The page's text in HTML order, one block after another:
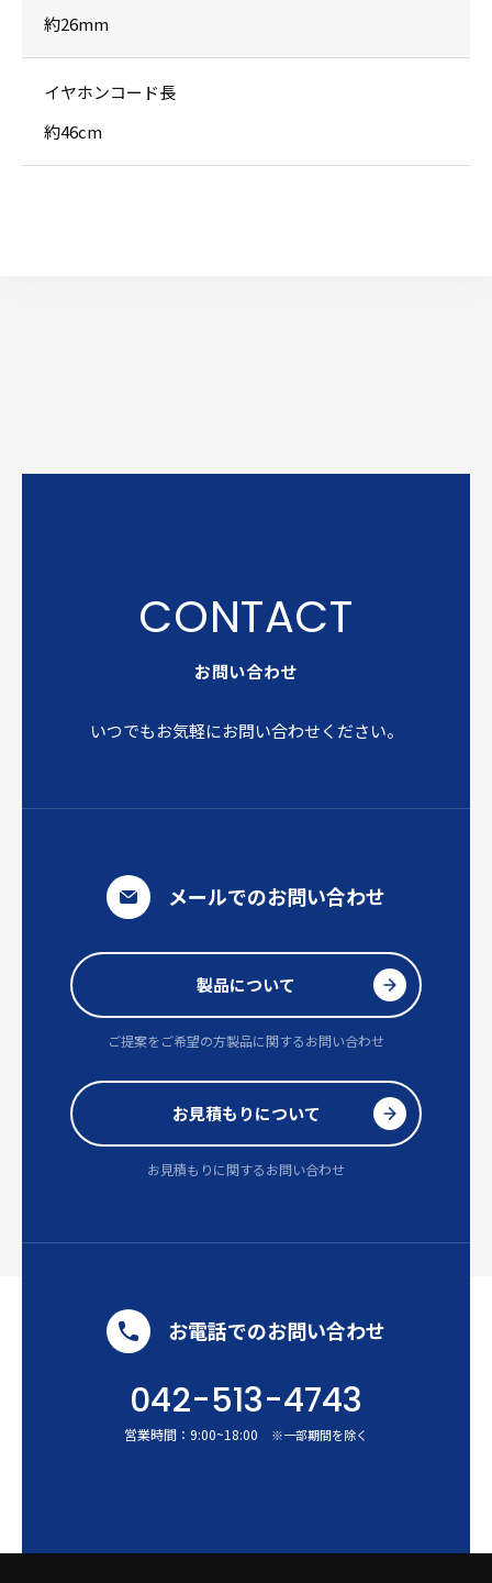
約26mm
イヤホンコード長
約46cm
お問い合わせ
いつでもお気軽にお問い合わせください。
メールでのお問い合わせ
製品について
ご提案をご希望の方製品に関するお問い合わせ
お見積もりについて
お見積もりに関するお問い合わせ
お電話でのお問い合わせ
042-513-4743
営業時間： 9:00~18:00 ※一部期間を除く